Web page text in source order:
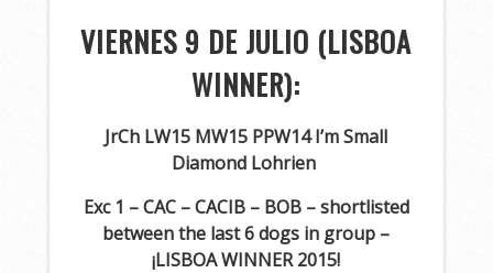
VIERNES 9 DE JULIO (LISBOA
WINNER):
JrCh LW15 MW15 PPW14 I’m Small
Diamond Lohrien
Exc 1 – CAC – CACIB – BOB – shortlisted
between the last 6 dogs in group –
¡LISBOA WINNER 2015!